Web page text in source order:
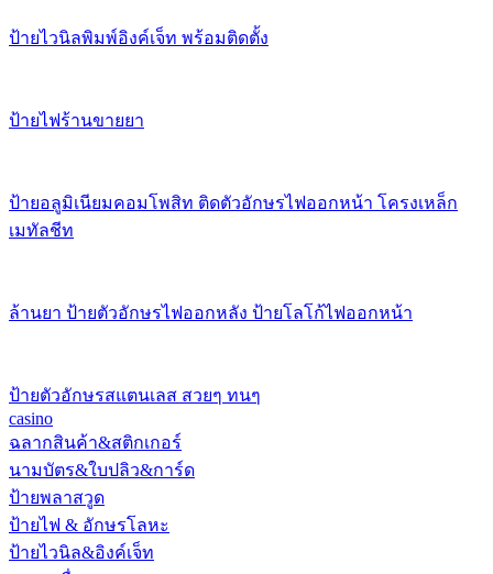
ป้ายไวนิลพิมพ์อิงค์เจ็ท พร้อมติดตั้ง
ป้ายไฟร้านขายยา
ป้ายอลูมิเนียมคอมโพสิท ติดตัวอักษรไฟออกหน้า โครงเหล็ก
เมทัลชีท
ล้านยา ป้ายตัวอักษรไฟออกหลัง ป้ายโลโก้ไฟออกหน้า
ป้ายตัวอักษรสแตนเลส สวยๆ ทนๆ
casino
ฉลากสินค้า&สติกเกอร์
นามบัตร&ใบปลิว&การ์ด
ป้ายพลาสวูด
ป้ายไฟ & อักษรโลหะ
ป้ายไวนิล&อิงค์เจ็ท